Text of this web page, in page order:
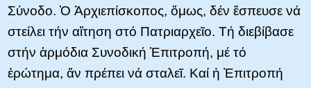
Σύνοδο. Ὁ Ἀρχιεπίσκοπος, ὅμως, δέν ἔσπευσε νά
στείλει τήν αἴτηση στό Πατριαρχεῖο. Τή διεβίβασε
στήν ἁρμόδια Συνοδική Ἐπιτροπή, μέ τό
ἐρώτημα, ἄν πρέπει νά σταλεῖ. Καί ἡ Ἐπιτροπή